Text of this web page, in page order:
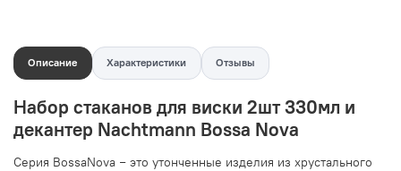
Описание Характеристики Отзывы
Набор стаканов для виски 2шт 330мл и
декантер Nachtmann Bossa Nova
Серия BossaNova − это утонченные изделия из хрустального